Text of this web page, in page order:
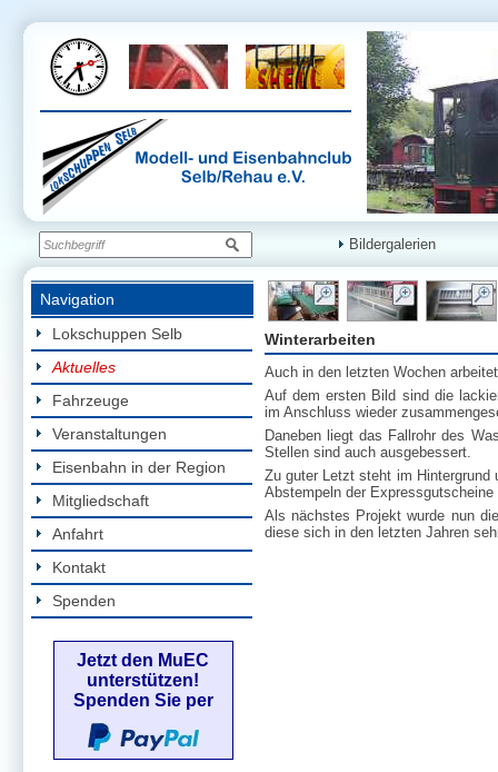
Bildergalerien
Navigation
Lokschuppen Selb
Aktuelles
Fahrzeuge
Veranstaltungen
Eisenbahn in der Region
Mitgliedschaft
Anfahrt
Kontakt
Spenden
Jetzt den MuEC
unterstützen!
Spenden Sie per
Winterarbeiten
Auch in den letzten Wochen
Auf dem ersten Bild sind die
im Anschluss wieder
Daneben liegt das Fallrohr des
Stellen sind auch ausgebessert.
Zu guter Letzt steht im Hintergrund
Abstempeln der
Als nächstes Projekt wurde nun
diese sich in den letzten Jahren